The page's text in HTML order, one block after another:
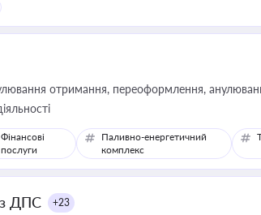
отримання, переоформлення,
Фінансові
послуги
Паливно-енергетичний
комплекс
з ДПС +23